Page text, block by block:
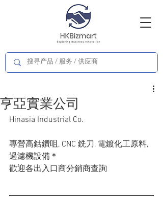
亨亞實業公司
Hinasia Industrial Co.
專營高鈷鑽咀, CNC 銑刀, 電鍍化工原料,
過濾機設備＊
歡迎各出入口商分銷商查詢